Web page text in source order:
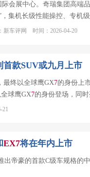
际会展中心。奇瑞集团高端
，集机长级性能操控、专机
车评网 时间：2026-04-20
首款SUV或九月上市
最终以全球鹰GX7的身份上
球鹰GX7的身份登场，同
EX7将在年内上市
帝豪的首款C级车规格的